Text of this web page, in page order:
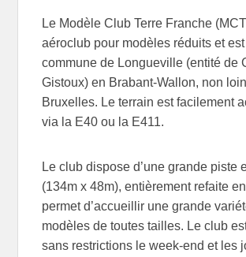
Le Modèle Club Terre Franche
aéroclub pour modèles réduits et
commune de Longueville (entité de
Gistoux) en Brabant-Wallon, non
Bruxelles. Le terrain est facilement
via la E40 ou la E411.
Le club dispose d’une grande piste
(134m x 48m), entièrement refaite
permet d’accueillir une grande
modèles de toutes tailles. Le club
sans restrictions le week-end et les